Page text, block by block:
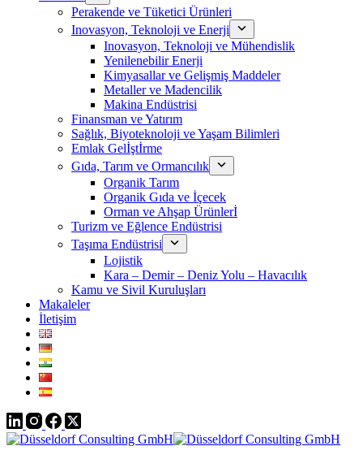
Perakende ve Tüketici Ürünleri
Inovasyon, Teknoloji ve Enerji
Inovasyon, Teknoloji ve Mühendislik
Yenilenebilir Enerji
Kimyasallar ve Gelişmiş Maddeler
Metaller ve Madencilik
Makina Endüstrisi
Finansman ve Yatırım
Sağlık, Biyoteknoloji ve Yaşam Bilimleri
Emlak Gelİştİrme
Gıda, Tarım ve Ormancılık
Organik Tarım
Organik Gıda ve İçecek
Orman ve Ahşap Ürünlerİ
Turizm ve Eğlence Endüstrisi
Taşıma Endüstrisi
Lojistik
Kara – Demir – Deniz Yolu – Havacılık
Kamu ve Sivil Kuruluşları
Makaleler
İletişim